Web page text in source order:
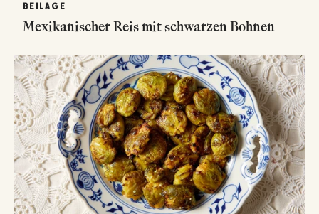
BEILAGE
Mexikanischer Reis mit schwarzen Bohnen